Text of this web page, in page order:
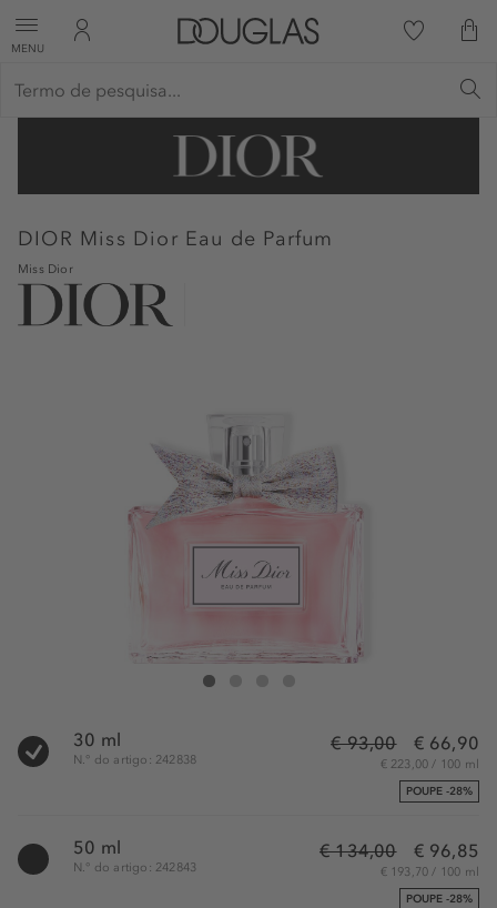
MENU
DIOR Miss Dior Eau de Parfum
Miss Dior
DIOR Miss Dior Eau de Parfum
30 ml
N.° do artigo: 242838
€ 93,00 € 66,90
€ 223,00 / 100 ml
POUPE -28%
50 ml
N.° do artigo: 242843
€ 134,00 € 96,85
€ 193,70 / 100 ml
POUPE -28%